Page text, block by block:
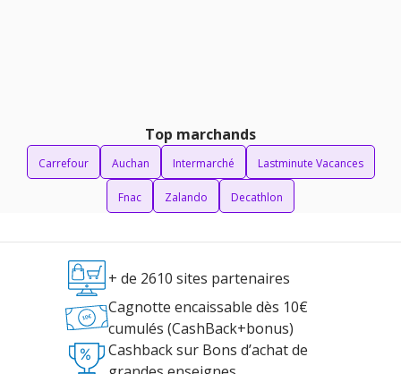
Top marchands
Carrefour Auchan Intermarché Lastminute Vacances
Fnac Zalando Decathlon
+ de 2610 sites partenaires
Cagnotte encaissable dès 10€
cumulés (CashBack+bonus)
Cashback sur Bons d’achat de